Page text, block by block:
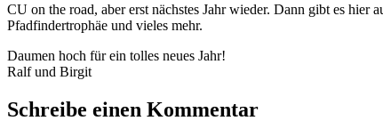
CU on the road, aber erst nächstes Jahr wieder. Dann gibt es
Pfadfindertrophäe und vieles mehr.
Daumen hoch für ein tolles neues Jahr!
Ralf und Birgit
Schreibe einen Kommentar